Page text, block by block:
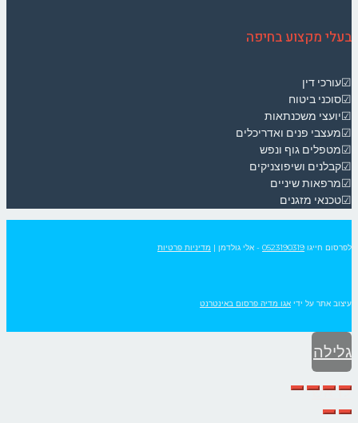
בעלי מקצוע בחיפה
☑עורכי דין
☑סוכני ביטוח
☑יועצי משכנתאות
☑מעצבי פנים ואדריכלים
☑מטפלים גוף ונפש
☑קבלנים ושיפוצניקים
☑מרפאות שיניים
☑טכנאי מזגנים
לפרסום חייגו 0523190319 - אלי גולדמן | מדיניות פרטיות
עיצוב אתר על ידי אגו מדיה פרסום באינטרנט
גלילה
לראש